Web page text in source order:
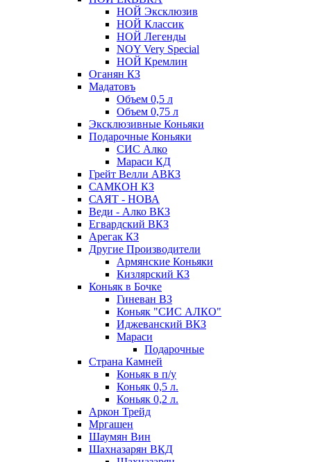
НОЙ Эксклюзив
НОЙ Классик
НОЙ Легенды
NOY Very Speсial
НОЙ Кремлин
Оганян КЗ
Мадатовъ
Объем 0,5 л
Объем 0,75 л
Эксклюзивные Коньяки
Подарочные Коньяки
СИС Алко
Мараси КД
Грейт Велли АВКЗ
САМКОН КЗ
САЯТ - НОВА
Веди - Алко ВКЗ
Егвардский ВКЗ
Арегак КЗ
Другие Производители
Армянские Коньяки
Кизлярский КЗ
Коньяк в Бочке
Гиневан ВЗ
Коньяк "СИС АЛКО"
Иджеванский ВКЗ
Мараси
Подарочные
Страна Камней
Коньяк в п/у
Коньяк 0,5 л.
Коньяк 0,2 л.
Аркон Трейд
Мргашен
Шаумян Вин
Шахназарян ВКД